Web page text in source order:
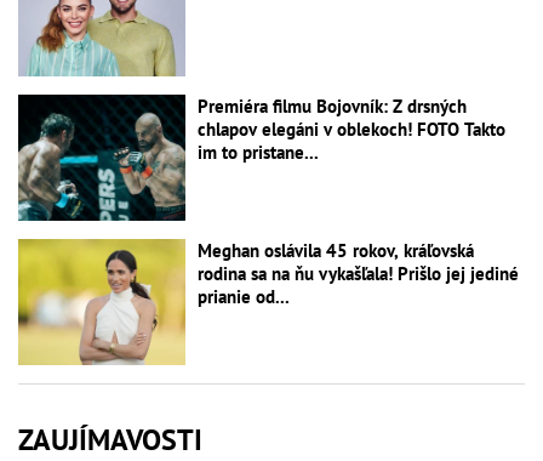
Premiéra filmu Bojovník: Z drsných
chlapov elegáni v oblekoch! FOTO Takto
im to pristane...
Meghan oslávila 45 rokov, kráľovská
rodina sa na ňu vykašľala! Prišlo jej jediné
prianie od...
ZAUJÍMAVOSTI